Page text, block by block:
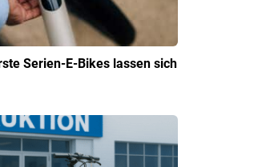
Serien-E-Bikes lassen sich